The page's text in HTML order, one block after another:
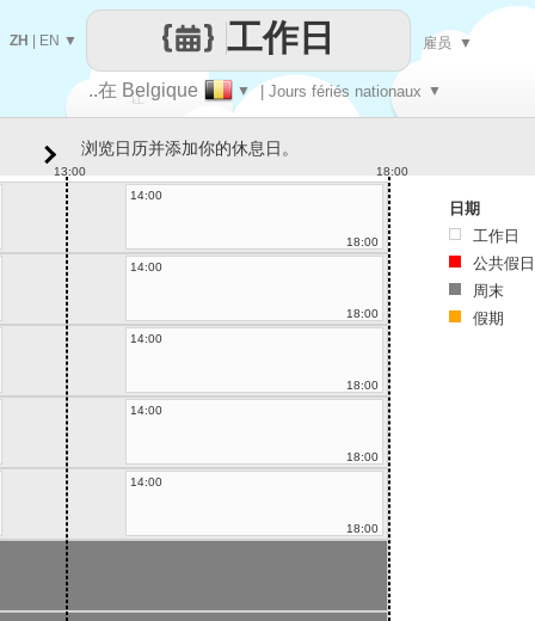
让
每一天
..在 Belgique ▼ | Jours fériés nationaux ▼
工作日
ZH EN ▼ 雇员 ▼
浏览日历并添加你的休息日。
13:00
18:00
14:00
18:00
14:00
18:00
14:00
18:00
14:00
18:00
14:00
18:00
日期
工作日
公共假日
周末
假期